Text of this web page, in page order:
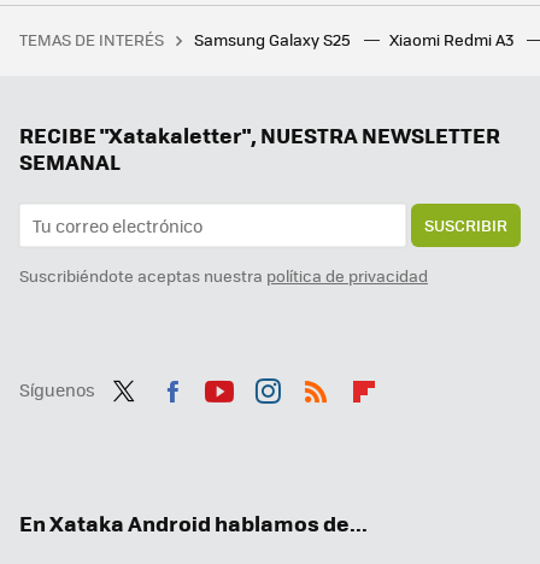
La tablet 'barata' de OnePlus ya está disponible en España. Llega con rebaja y con regalos
Un jugador compra a su hijo un PC gaming nuevo por 1.160 euros, pero no se da cuenta de que el hardware instalado tiene más de 10 años
TEMAS DE INTERÉS Samsung Galaxy S25 Xiaomi Redmi A3
RECIBE "Xatakaletter", NUESTRA NEWSLETTER
SEMANAL
SUSCRIBIR
Suscribiéndote aceptas nuestra política de privacidad
Síguenos
En Xataka Android hablamos de...